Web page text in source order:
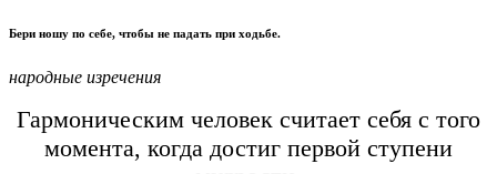
Бери ношу по себе, чтобы не падать при ходьбе.
народные изречения
Гармоническим человек считает себя с того
момента, когда достиг первой ступени